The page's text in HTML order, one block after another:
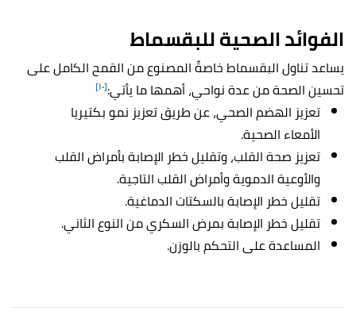
الفوائد الصحية للبقسماط
يساعد تناول البقسماط خاصةً المصنوع من القمح الكامل على
تحسين الصحة من عدة نواحي، أهمها ما يأتي:[١٠]
تعزيز الهضم الصحي، عن طريق تعزيز نمو بكتيريا
الأمعاء الصحية.
تعزيز صحة القلب، وتقليل خطر الإصابة بأمراض القلب
والأوعية الدموية وأمراض القلب التاجية.
تقليل خطر الإصابة بالسكتات الدماغية.
تقليل خطر الإصابة بمرض السكري من النوع الثاني.
المساعدة على التحكم بالوزن.